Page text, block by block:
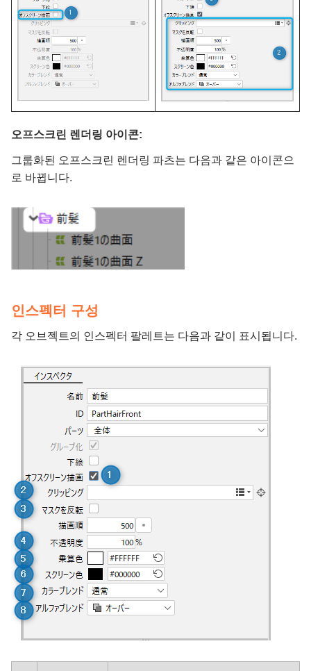
오프스크린 렌더링 아이콘:
그룹화된 오프스크린 렌더링 파츠는 다음과 같은 아이콘으
로 바뀝니다.
인스펙터 구성
각 오브젝트의 인스펙터 팔레트는 다음과 같이 표시됩니다.